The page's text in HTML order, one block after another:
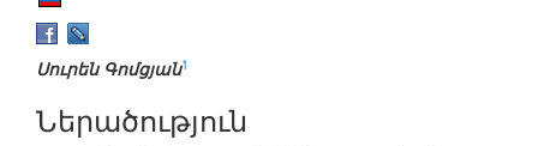
Սուրեն Գոմցյան1
Ներածություն